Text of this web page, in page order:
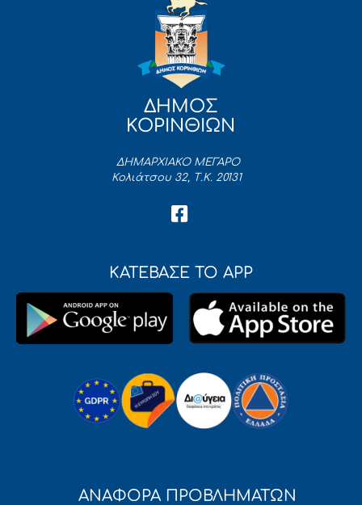
ΔΗΜΟΣ
ΚΟΡΙΝΘΙΩΝ
ΔΗΜΑΡΧΙΑΚΟ ΜΕΓΑΡΟ
Κολιάτσου 32, Τ.Κ. 20131
ΚΑΤΕΒΑΣΕ ΤΟ APP
ΑΝΑΦΟΡΑ ΠΡΟΒΛΗΜΑΤΩΝ